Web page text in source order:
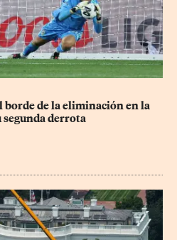
borde de la eliminación en la
segunda derrota